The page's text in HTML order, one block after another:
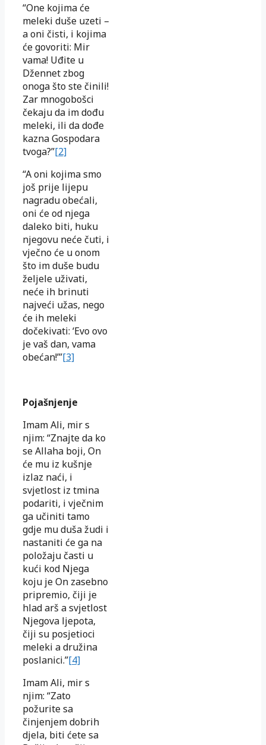
“One kojima će
meleki duše uzeti –
a oni čisti, i kojima
će govoriti: Mir
vama! Uđite u
Džennet zbog
onoga što ste činili!
Zar mnogobošci
čekaju da im dođu
meleki, ili da dođe
kazna Gospodara
tvoga?”[2]
“A oni kojima smo
još prije lijepu
nagradu obećali,
oni će od njega
daleko biti, huku
njegovu neće čuti, i
vječno će u onom
što im duše budu
željele uživati,
neće ih brinuti
najveći užas, nego
će ih meleki
dočekivati: ‘Evo ovo
je vaš dan, vama
obećan!’”[3]
Pojašnjenje
Imam Ali, mir s
njim: “Znajte da ko
se Allaha boji, On
će mu iz kušnje
izlaz naći, i
svjetlost iz tmina
podariti, i vječnim
ga učiniti tamo
gdje mu duša žudi i
nastaniti će ga na
položaju časti u
kući kod Njega
koju je On zasebno
pripremio, čiji je
hlad arš a svjetlost
Njegova ljepota,
čiji su posjetioci
meleki a družina
poslanici.”[4]
Imam Ali, mir s
njim: “Zato
požurite sa
činjenjem dobrih
djela, biti ćete sa